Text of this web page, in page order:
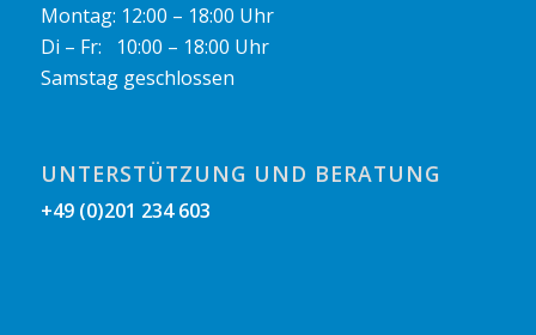
Montag: 12:00 – 18:00 Uhr
Di – Fr: 10:00 – 18:00 Uhr
Samstag geschlossen
UNTERSTÜTZUNG UND BERATUNG
+49 (0)201 234 603